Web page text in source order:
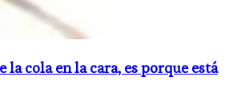
la cola en la cara, es porque está